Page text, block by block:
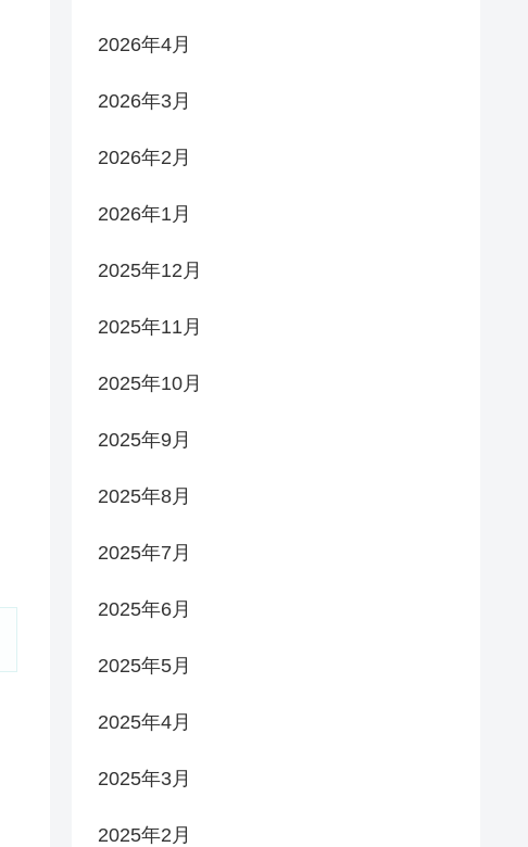
2026年4月
2026年3月
2026年2月
2026年1月
2025年12月
2025年11月
2025年10月
2025年9月
2025年8月
2025年7月
2025年6月
2025年5月
2025年4月
2025年3月
2025年2月